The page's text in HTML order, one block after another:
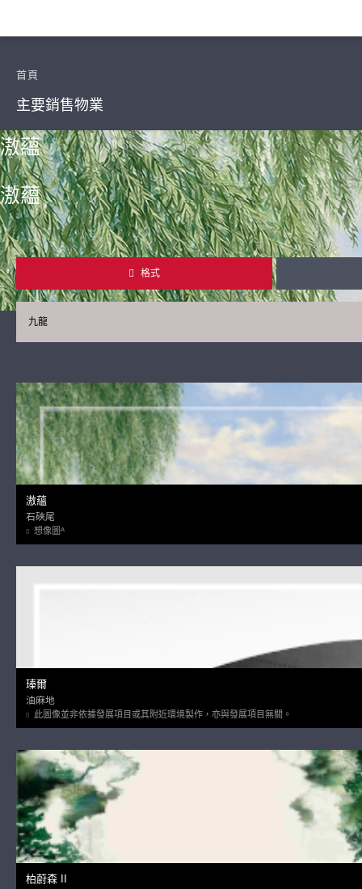
首頁
主要銷售物業
滶蘊
滶蘊
格式
九龍
滶蘊
石硤尾
想像圖ᴬ
瑧爾
油麻地
此圖像並非依據發展項目或其附近環境製作，亦與發展項目無關。
柏蔚森 II